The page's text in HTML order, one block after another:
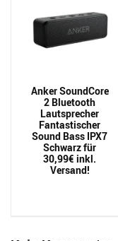
Anker SoundCore
2 Bluetooth
Lautsprecher
Fantastischer
Sound Bass IPX7
Schwarz für
30,99€ inkl.
Versand!